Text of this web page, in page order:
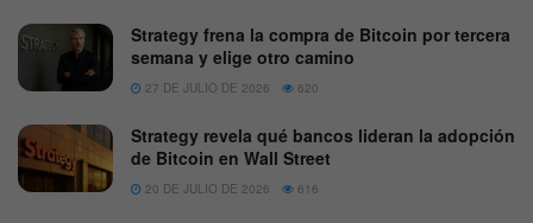
Strategy frena la compra de Bitcoin por tercera
semana y elige otro camino
27 DE JULIO DE 2026 620
Strategy revela qué bancos lideran la adopción
de Bitcoin en Wall Street
20 DE JULIO DE 2026 616